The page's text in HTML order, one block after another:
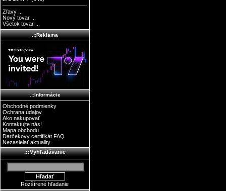
Zľavy ...
Nový tovar ...
Všetok tovar ...
.::Reklama
.::Informácie
Obchodné podmienky
Ochrana údajov
Ako nakupovať
Kontaktujte nás!
Mapa obchodu
Darčekový certifikát FAQ
Nezasielať aktuality
.::Vyhľadávanie
Rozšírené hľadanie